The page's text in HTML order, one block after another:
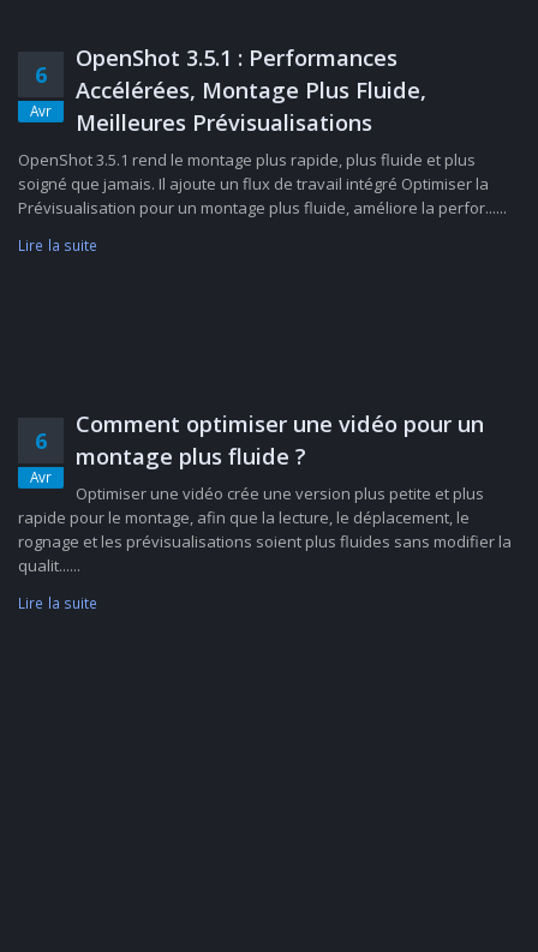
6
Avr
OpenShot 3.5.1 : Performances
Accélérées, Montage Plus Fluide,
Meilleures Prévisualisations
OpenShot 3.5.1 rend le montage plus rapide, plus fluide et plus
soigné que jamais. Il ajoute un flux de travail intégré Optimiser la
Prévisualisation pour un montage plus fluide, améliore la perfor......
Lire la suite
6
Avr
Comment optimiser une vidéo pour un
montage plus fluide ?
Optimiser une vidéo crée une version plus petite et plus
rapide pour le montage, afin que la lecture, le déplacement, le
rognage et les prévisualisations soient plus fluides sans modifier la
qualit......
Lire la suite